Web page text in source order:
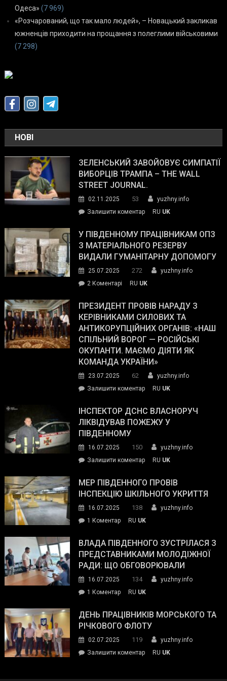
Одеса» (7 969)
«Розчарований, що так мало людей», – Новацький закликав
южненців приходити на прощання з полеглими військовими
(7 298)
НОВІ
ЗЕЛЕНСЬКИЙ ЗАВОЙОВУЄ СИМПАТІЇ
ВИБОРЦІВ ТРАМПА – THE WALL
STREET JOURNAL.
02.11.2025 53
yuzhny.info
Залишити коментарon
завойовує
симпатії
виборців
The
Street
Journal.
RU UK
У ПІВДЕННОМУ ПРАЦІВНИКАМ ОПЗ
З МАТЕРІАЛЬНОГО РЕЗЕРВУ
ВИДАЛИ ГУМАНІТАРНУ ДОПОМОГУ
25.07.2025 272
yuzhny.info
2 Коментарі
Південному
працівникам
ОПЗ
з
матеріального
резерву
гуманітарну
допомогу
RU UK
ПРЕЗИДЕНТ ПРОВІВ НАРАДУ З
КЕРІВНИКАМИ СИЛОВИХ ТА
АНТИКОРУПЦІЙНИХ ОРГАНІВ: «НАШ
СПІЛЬНИЙ ВОРОГ — РОСІЙСЬКІ
ОКУПАНТИ. МАЄМО ДІЯТИ ЯК
КОМАНДА УКРАЇНИ»
23.07.2025 62
yuzhny.info
Залишити коментарon
провів
нараду
силових
та
органів:
«Наш
спільний
окупанти.
Маємо
діяти
команда
RU UK
ІНСПЕКТОР ДСНС ВЛАСНОРУЧ
ЛІКВІДУВАВ ПОЖЕЖУ У
ПІВДЕННОМУ
16.07.2025 150
yuzhny.info
Залишити коментарon
ДСНС
власноруч
пожежу
у
RU UK
МЕР ПІВДЕННОГО ПРОВІВ
ІНСПЕКЦІЮ ШКІЛЬНОГО УКРИТТЯ
16.07.2025 138
yuzhny.info
1 Коментардо
Південного
провів
інспекцію
укриття
RU UK
ВЛАДА ПІВДЕННОГО ЗУСТРІЛАСЯ З
ПРЕДСТАВНИКАМИ МОЛОДІЖНОЇ
РАДИ: ЩО ОБГОВОРЮВАЛИ
16.07.2025 134
yuzhny.info
1 Коментардо
Південного
зустрілася
представниками
молодіжної
RU UK
ДЕНЬ ПРАЦІВНИКІВ МОРСЬКОГО ТА
РІЧКОВОГО ФЛОТУ
02.07.2025 119
yuzhny.info
Залишити коментарon
RU UK